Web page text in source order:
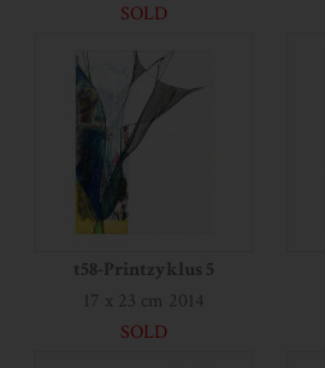
SOLD
t58-Printzyklus 5
17 x 23 cm 2014
SOLD